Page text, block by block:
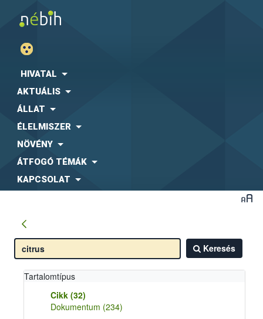
HIVATAL
AKTUÁLIS
ÁLLAT
ÉLELMISZER
NÖVÉNY
ÁTFOGÓ TÉMÁK
KAPCSOLAT
Keresés
Tartalomtípus
Cikk (32)
Dokumentum (234)